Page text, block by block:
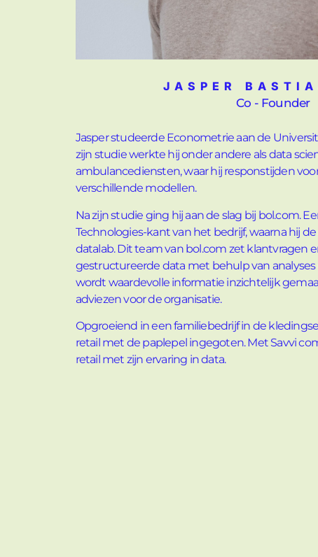
JASPER
Co - Founder
Jasper studeerde Econometrie aan de
zijn studie werkte hij onder andere als data
ambulancediensten, waar hij responstijden
verschillende modellen.
Na zijn studie ging hij aan de slag bij bol.com.
Technologies-kant van het bedrijf, waarna hij
datalab. Dit team van bol.com zet klantvragen
gestructureerde data met behulp van
wordt waardevolle informatie inzichtelijk
adviezen voor de organisatie.
Opgroeiend in een familiebedrijf in de
retail met de paplepel ingegoten. Met Savvi
retail met zijn ervaring in data.